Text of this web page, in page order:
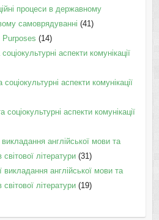
процеси в державному
самоврядуванні (41)
Purposes (14)
соціокультурні аспекти комунікації
соціокультурні аспекти комунікації
соціокультурні аспекти комунікації
викладання англійської мови та
світової літератури(31)
викладання англійської мови та
світової літератури(19)